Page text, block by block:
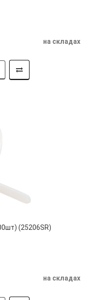
на складах
(25206SR)
на складах